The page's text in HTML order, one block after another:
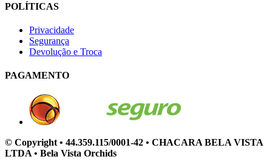
POLÍTICAS
Privacidade
Segurança
Devolução e Troca
PAGAMENTO
© Copyright • 44.359.115/0001-42 • CHACARA BELA VISTA
LTDA • Bela Vista Orchids